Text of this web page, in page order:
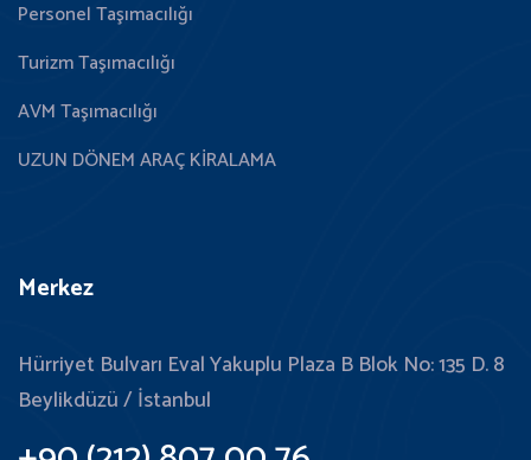
Personel Taşımacılığı
Turizm Taşımacılığı
AVM Taşımacılığı
UZUN DÖNEM ARAÇ KİRALAMA
Merkez
Hürriyet Bulvarı Eval Yakuplu Plaza B Blok No: 135 D. 8
Beylikdüzü / İstanbul